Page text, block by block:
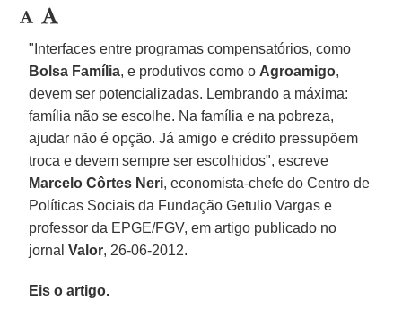
"Interfaces entre programas compensatórios, como
Bolsa Família, e produtivos como o Agroamigo,
devem ser potencializadas. Lembrando a máxima:
família não se escolhe. Na família e na pobreza,
ajudar não é opção. Já amigo e crédito pressupõem
troca e devem sempre ser escolhidos", escreve
Marcelo Côrtes Neri, economista-chefe do Centro de
Políticas Sociais da Fundação Getulio Vargas e
professor da EPGE/FGV, em artigo publicado no
jornalValor, 26-06-2012.
Eis o artigo.